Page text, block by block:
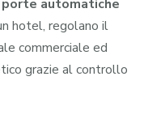
porte automatiche
hotel, regolano il
commerciale ed
grazie al controllo